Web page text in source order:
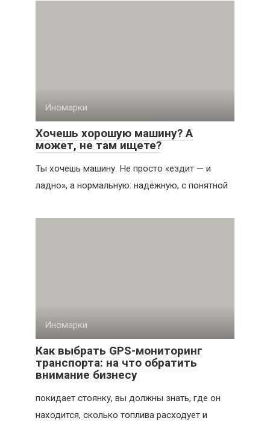
Иномарки
Хочешь хорошую машину? А
может, не там ищете?
Ты хочешь машину. Не просто «ездит — и
ладно», а нормальную: надёжную, с понятной
Иномарки
Как выбрать GPS-мониторинг
транспорта: на что обратить
внимание бизнесу
покидает стоянку, вы должны знать, где он
находится, сколько топлива расходует и